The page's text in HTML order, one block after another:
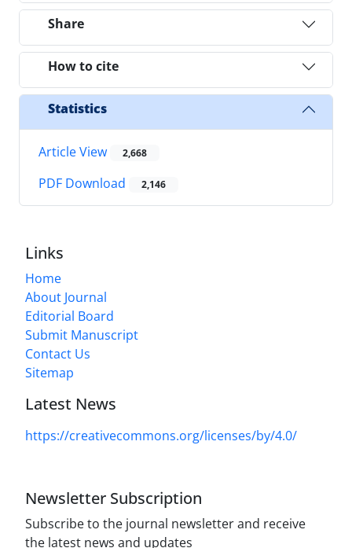
Share
How to cite
Statistics
Article View 2,668
PDF Download 2,146
Links
Home
About Journal
Editorial Board
Submit Manuscript
Contact Us
Sitemap
Latest News
https://creativecommons.org/licenses/by/4.0/
Newsletter Subscription
Subscribe to the journal newsletter and receive
the latest news and updates